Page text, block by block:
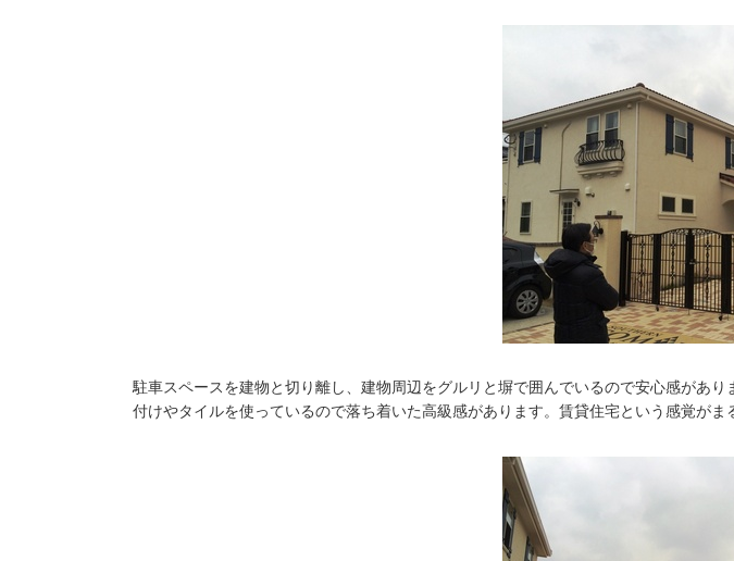
駐車スペースを建物と切り離し、建物周辺をグルリと塀で囲んでいるので安心感があ
付けやタイルを使っているので落ち着いた高級感があります。賃貸住宅という感覚がま